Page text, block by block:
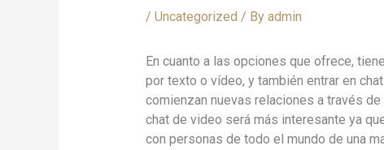
/ Uncategorized / By admin
En cuanto a las opciones que ofrece,
por texto o vídeo, y también entrar en
comienzan nuevas relaciones a través
chat de video será más interesante ya
con personas de todo el mundo de una